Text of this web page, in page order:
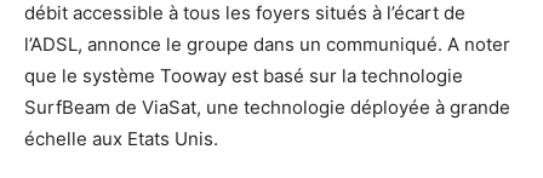
débit accessible à tous les foyers situés à l’écart de
l’ADSL, annonce le groupe dans un communiqué. A noter
que le système Tooway est basé sur la technologie
SurfBeam de ViaSat, une technologie déployée à grande
échelle aux Etats Unis.